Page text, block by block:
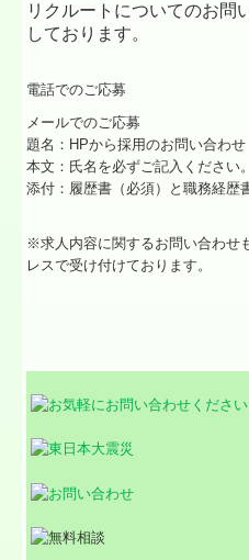
リクルートについてのお問
しております。
電話でのご
メールでのご
題名：HPから採用のお問い合わせ
本文：氏名を必ずご記入ください。
添付：履歴書（必須）と職務経歴
※求人内容に関するお問い合わせ
レスで受け付けております。